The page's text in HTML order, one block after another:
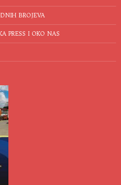
BROJEVA
PRESS I OKO NAS